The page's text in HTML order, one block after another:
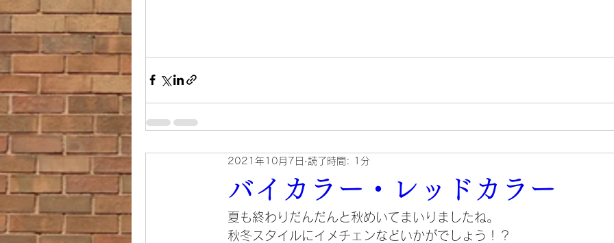
バイカラー・レッドカラー
2021年10月7日 読了時間: 1分
夏も終わりだんだんと秋めいてまいりましたね。
秋冬スタイルにイメチェンなどいかがでしょう！？